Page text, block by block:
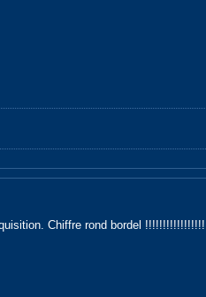
Chiffre rond bordel